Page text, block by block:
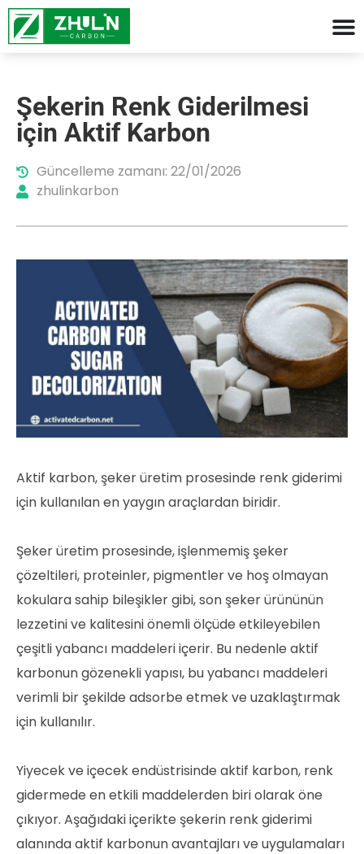
Şekerin Renk Giderilmesi
için Aktif Karbon
Güncelleme zamanı: 22/01/2026
zhulinkarbon
Aktif karbon, şeker üretim prosesinde renk giderimi
için kullanılan en yaygın araçlardan biridir.
Şeker üretim prosesinde, işlenmemiş şeker
çözeltileri, proteinler, pigmentler ve hoş olmayan
kokulara sahip bileşikler gibi, son şeker ürününün
lezzetini ve kalitesini önemli ölçüde etkileyebilen
çeşitli yabancı maddeleri içerir. Bu nedenle aktif
karbonun gözenekli yapısı, bu yabancı maddeleri
verimli bir şekilde adsorbe etmek ve uzaklaştırmak
için kullanılır.
Yiyecek ve içecek endüstrisinde aktif karbon, renk
gidermede en etkili maddelerden biri olarak öne
çıkıyor. Aşağıdaki içerikte şekerin renk giderimi
alanında aktif karbonun avantajları ve uygulamaları